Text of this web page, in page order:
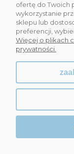
serca
ofertę do Twoich
wykorzystanie
sklepu lub
preferencji,
Więcej o plikach
prywatności.